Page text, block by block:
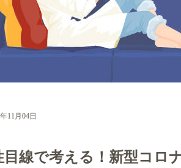
11月04日
目線で考える！新型コロ